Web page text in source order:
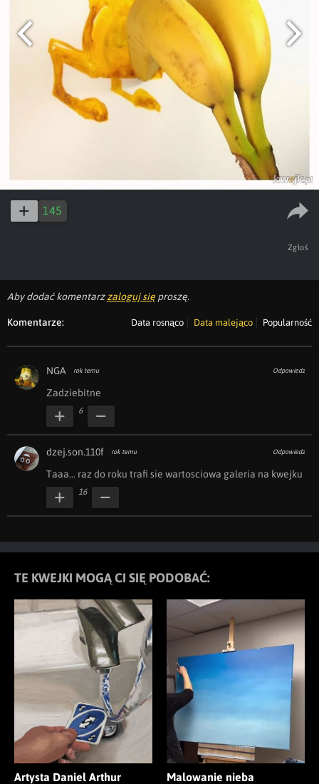
145
Zgłoś
Aby dodać komentarzzaloguj się proszę.
Komentarze: Data rosnąco Data malejąco Popularność
NGA rok temu Odpowiedz
Zadziebitne
6
dzej.son.110f rok temu Odpowiedz
Taaa... raz do roku trafi sie wartosciowa galeria na kwejku
16
TE KWEJKI MOGĄ CI SIĘ PODOBAĆ:
Artysta Daniel Arthur
Malowanie nieba